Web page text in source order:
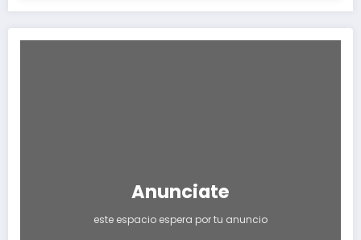
Anunciate
este espacio espera por tu anuncio